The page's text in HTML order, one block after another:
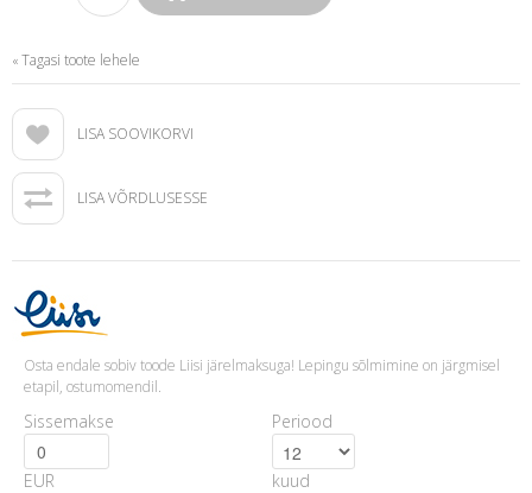
« Tagasi toote lehele
LISA SOOVIKORVI
LISA VÕRDLUSESSE
Osta endale sobiv toode Liisi järelmaksuga! Lepingu sõlmimine on järgmisel
etapil, ostumomendil.
Sissemakse
EUR
Periood
kuud